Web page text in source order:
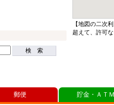
検 索
【地図の二次
超えて、許可
郵便 貯金・ＡＴ